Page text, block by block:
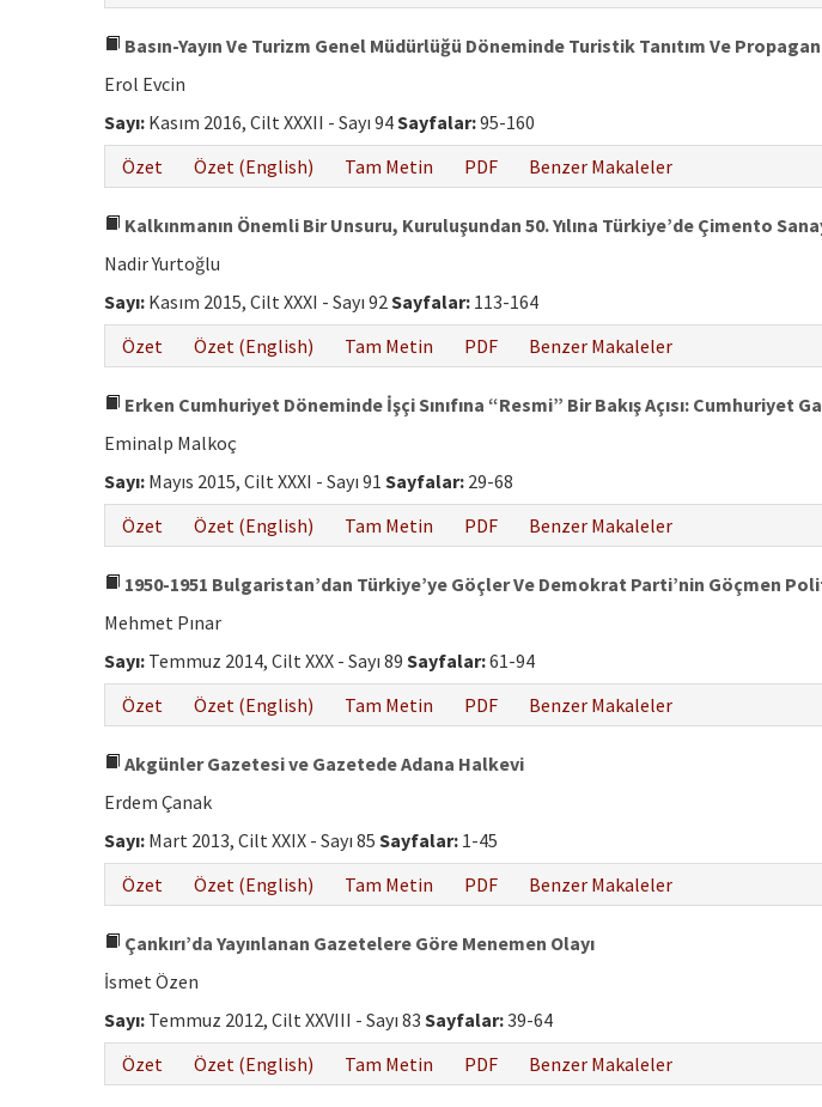
Basın-Yayın Ve Turizm Genel Müdürlüğü Döneminde Turistik Tanıtım Ve
Erol Evcin
Sayı: Kasım 2016, Cilt XXXII - Sayı 94Sayfalar:95-160
Özet
Özet (English) Tam Metin PDF Benzer Makaleler
Kalkınmanın Önemli Bir Unsuru, Kuruluşundan 50. Yılına Türkiye’de Çimento
Nadir Yurtoğlu
Sayı: Kasım 2015, Cilt XXXI - Sayı 92Sayfalar: 113-164
Özet
Özet (English) Tam Metin PDF Benzer Makaleler
Erken Cumhuriyet Döneminde İşçi Sınıfına “Resmi” Bir Bakış Açısı:
Eminalp Malkoç
Sayı: Mayıs 2015, Cilt XXXI - Sayı 91 Sayfalar: 29-68
Özet
Özet (English) Tam Metin PDF Benzer Makaleler
1950-1951 Bulgaristan’dan Türkiye’ye Göçler Ve Demokrat Parti’nin Göçmen
Mehmet Pınar
Sayı: Temmuz 2014, Cilt XXX - Sayı 89 Sayfalar:61-94
Özet
Özet (English) Tam Metin PDF Benzer Makaleler
Akgünler Gazetesi ve Gazetede Adana Halkevi
Erdem Çanak
Sayı: Mart 2013, Cilt XXIX - Sayı 85 Sayfalar: 1-45
Özet
Özet (English) Tam Metin PDF Benzer Makaleler
Çankırı’da Yayınlanan Gazetelere Göre Menemen Olayı
İsmet Özen
Sayı: Temmuz 2012, Cilt XXVIII - Sayı 83 Sayfalar:39-64
Özet
Özet (English) Tam Metin PDF Benzer Makaleler